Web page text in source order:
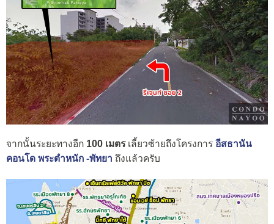
จากนั้นระยะทางอีก 100 เมตรเลี้ยวซ้ายถึงโครงการ อีสธานัน
คอนโด พระตำหนัก -พัทยา ถึงแล้วครับ